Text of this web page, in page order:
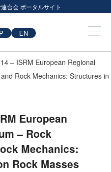
合会 ポータルサイト
EN
– ISRM European Regional
Rock Mechanics: Structures in
European
– Rock
Mechanics:
Rock Masses